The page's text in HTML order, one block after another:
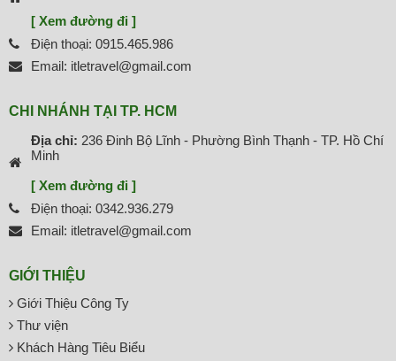
[ Xem đường đi ]
Điện thoại: 0915.465.986
Email: itletravel@gmail.com
CHI NHÁNH TẠI TP. HCM
Địa chỉ: 236 Đinh Bộ Lĩnh - Phường Bình Thạnh - TP. Hồ Chí
Minh
[ Xem đường đi ]
Điện thoại: 0342.936.279
Email: itletravel@gmail.com
GIỚI THIỆU
Giới Thiệu Công Ty
Thư viện
Khách Hàng Tiêu Biểu